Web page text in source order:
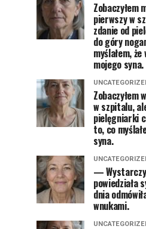
Zobaczyłem
pierwszy w
zdanie od
do góry
myślałem,
mojego syna.
Zobaczyłem
w szpitalu,
pielęgniarki
to, co
syna.
—
powiedziała
dnia
wnukami.